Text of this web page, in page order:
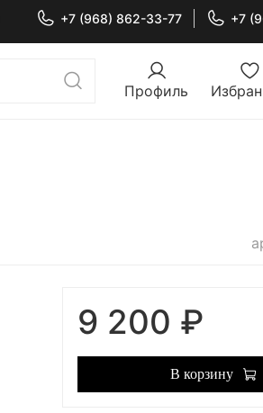
+7 (968) 862-33-77 +7
Профиль
9 200 ₽
В корзину